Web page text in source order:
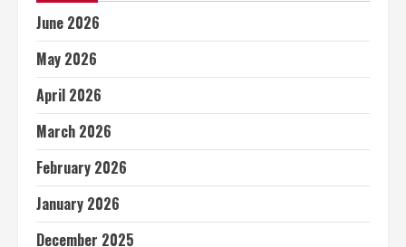
June 2026
May 2026
April 2026
March 2026
February 2026
January 2026
December 2025